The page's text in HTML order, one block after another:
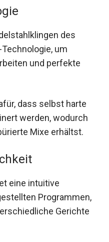
des
um
und perfekte
dass selbst harte
werden, wodurch
Mixe erhältst.
eine intuitive
Programmen,
Gerichte